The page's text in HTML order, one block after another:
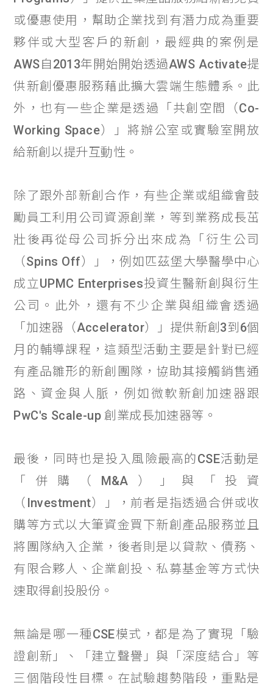
或優惠使用，幫助企業找到有潛力成為重要
夥伴或大型客戶的新創，最經典的案例是
AWS自2013年開始開始透過AWS Activate提
供新創優惠服務藉此擴大雲端生態體系。此
外，也有一些企業是透過「共創空間（Co-
Working Space）」將辦公室或實驗室開放
給新創以提升互動性。
除了跟外部新創合作，有些企業或組織會鼓
勵員工利用公司資源創業，等到業務成長茁
壯後再從母公司拆分出來成為「衍生公司
（Spins Off）」，例如匹茲堡大學醫學中心
成立UPMC Enterprises投資生醫新創與衍生
公司。此外，還有不少企業與組織會透過
「加速器（Accelerator）」提供新創3到6個
月的輔導課程，這類型活動主要是針對已經
有產品雛形的新創團隊，協助其接觸銷售通
路、資金與人脈，例如微軟新創加速器跟
PwC's Scale-up 創業成長加速器等。
最後，同時也是投入風險最高的CSE活動是
「併購（M&A）」與「投資
（Investment）」，前者是指透過合併或收
購等方式以大筆資金買下新創產品服務並且
將團隊納入企業，後者則是以貸款、債務、
有限合夥人、企業創投、私募基金等方式快
速取得創投股份。
無論是哪一種CSE模式，都是為了實現「驗
證創新」、「建立聲譽」與「深度結合」等
三個階段性目標。在試驗趨勢階段，重點是